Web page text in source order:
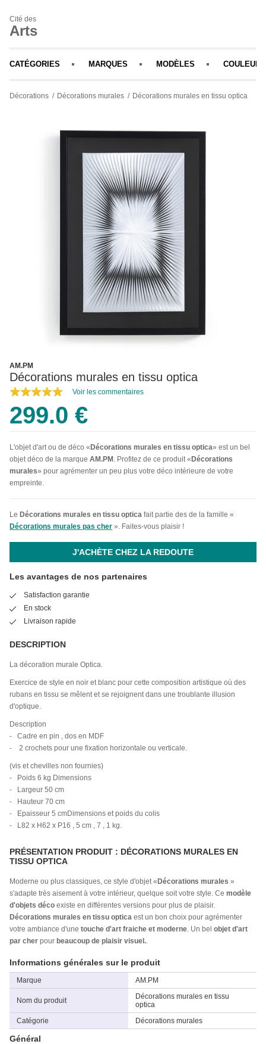
Cité des
Arts
CATÉGORIES MARQUES MODÈLES COULEURS
Décorations Décorations murales Décorations murales en tissu optica
AM.PM
Décorations murales en tissu optica
Voir les commentaires
299.0 €
L'objet d'art ou de déco « Décorations murales en tissu optica» est un bel
objet déco de la marque AM.PM . Profitez de ce produit « Décorations
murales» pour agrémenter un peu plus votre déco intérieure de votre
empreinte.
Le Décorations murales en tissu optica fait partie des de la famille «
Décorations murales pas cher ». Faites-vous plaisir !
J'ACHÈTE CHEZ LA REDOUTE
Les avantages de nos partenaires
Satisfaction garantie
En stock
Livraison rapide
DESCRIPTION
La décoration murale Optica.
Exercice de style en noir et blanc pour cette composition artistique où des
rubans en tissu se mêlent et se rejoignent dans une troublante illusion
d'optique.
Description
- Cadre en pin , dos en MDF
- 2 crochets pour une fixation horizontale ou verticale.
(vis et chevilles non fournies)
- Poids 6 kg Dimensions
- Largeur 50 cm
- Hauteur 70 cm
- Epaisseur 5 cmDimensions et poids du colis
- L82 x H62 x P16 , 5 cm , 7 , 1 kg.
PRÉSENTATION PRODUIT : DÉCORATIONS MURALES EN
TISSU OPTICA
Moderne ou plus classiques, ce style d'objet « Décorations murales »
s'adapte très aisement à votre intérieur, quelque soit votre style. Ce modèle
d'objets déco existe en différentes versions pour plus de plaisir.
Décorations murales en tissu optica est un bon choix pour agrémenter
votre ambiance d'une touche d'art fraiche et moderne. Un bel objet d'art
par cher pour beaucoup de plaisir visuel..
Informations générales sur le produit
Marque AM.PM
Nom du produit
Décorations murales en tissu
optica
Catégorie
Décorations murales
Général